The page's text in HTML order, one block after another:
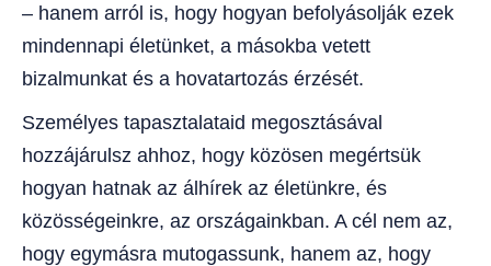
– hanem arról is, hogy hogyan befolyásolják ezek
mindennapi életünket, a másokba vetett
bizalmunkat és a hovatartozás érzését.
Személyes tapasztalataid megosztásával
hozzájárulsz ahhoz, hogy közösen megértsük
hogyan hatnak az álhírek az életünkre, és
közösségeinkre, az országainkban. A cél nem az,
hogy egymásra mutogassunk, hanem az, hogy